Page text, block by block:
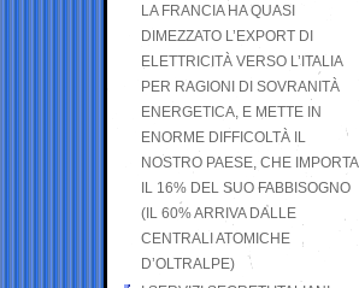
LA FRANCIA HA QUASI
DIMEZZATO L’EXPORT DI
ELETTRICITÀ VERSO L’ITALIA
PER RAGIONI DI SOVRANITÀ
ENERGETICA, E METTE IN
ENORME DIFFICOLTÀ IL
NOSTRO PAESE, CHE IMPORTA
IL 16% DEL SUO FABBISOGNO
(IL 60% ARRIVA DALLE
CENTRALI ATOMICHE
D’OLTRALPE)